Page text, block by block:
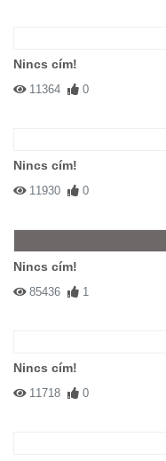
Nincs cím!
11364 0
Nincs cím!
11930 0
Nincs cím!
85436 1
Nincs cím!
11718 0